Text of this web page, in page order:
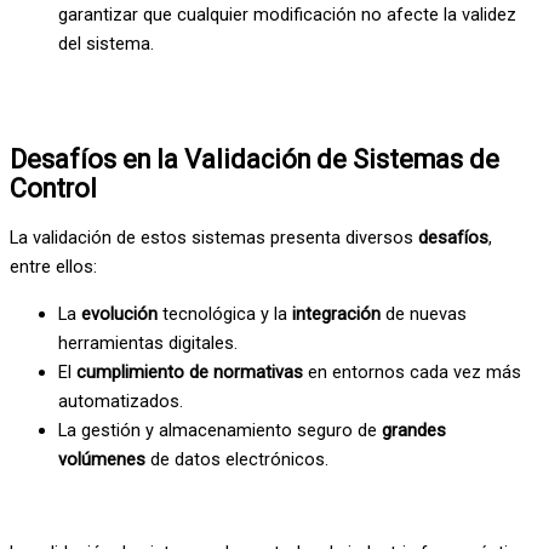
garantizar que cualquier modificación no afecte la validez
del sistema.
Desafíos en la Validación de Sistemas de
Control
La validación de estos sistemas presenta diversos desafíos,
entre ellos:
La evolución tecnológica y la integración de nuevas
herramientas digitales.
El cumplimiento de normativas en entornos cada vez más
automatizados.
La gestión y almacenamiento seguro de grandes
volúmenes de datos electrónicos.